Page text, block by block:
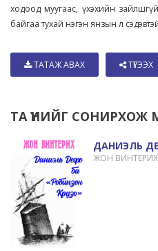
ходоод муугаас, үхэхийн
байгаа тухай нэгэн янзын л
ТАТАЖ АВАХ ТҮГЭЭХ
ТА ҮҮНИЙГ СОНИРХОЖ
ДАНИЭЛЬ
ЖОН ВИНТЕРИХ